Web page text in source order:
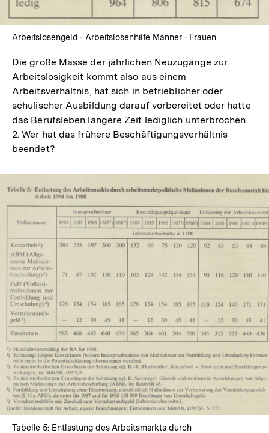
Arbeitslosengeld - Arbeitslosenhilfe Männer - Frauen
Die große Masse der jährlichen Neuzugänge zur
Arbeitslosigkeit kommt also aus einem
Arbeitsverhältnis, hat sich in betrieblicher oder
schulischer Ausbildung darauf vorbereitet oder hatte
das Berufsleben längere Zeit lediglich unterbrochen.
2. Wer hat das frühere Beschäftigungsverhältnis
beendet?
In
Lightbox
öffnen
Tabelle 5: Entlastung des Arbeitsmarkts durch